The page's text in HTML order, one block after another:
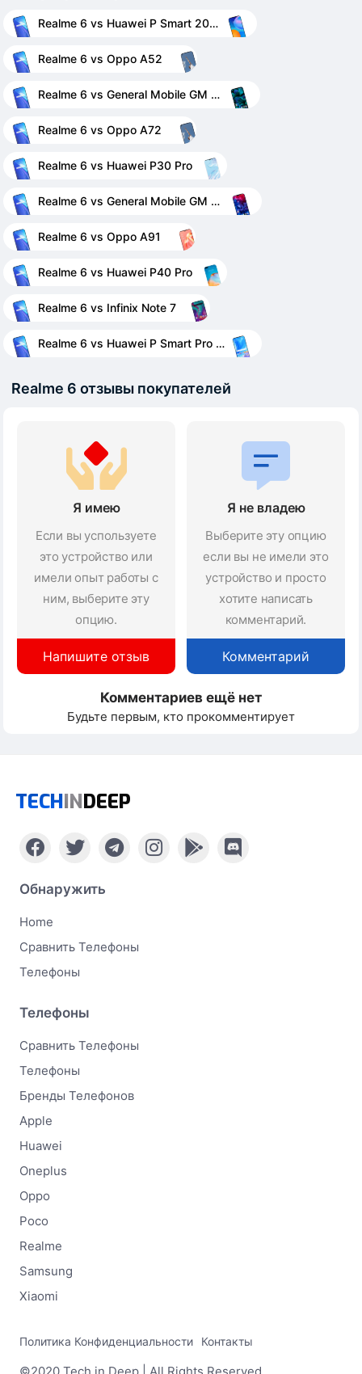
Realme 6 vs Huawei P Smart 2021
Realme 6 vs Oppo A52
Realme 6 vs General Mobile GM 20
Realme 6 vs Oppo A72
Realme 6 vs Huawei P30 Pro
Realme 6 vs General Mobile GM 20 Pro
Realme 6 vs Oppo A91
Realme 6 vs Huawei P40 Pro
Realme 6 vs Infinix Note 7
Realme 6 vs Huawei P Smart Pro 2019
Realme 6 отзывы покупателей
Я имею
Если вы успользуете
это устройство или
имели опыт работы с
ним, выберите эту
опцию.
Напишите отзыв
Я не владею
Выберите эту опцию
если вы не имели это
устройство и просто
хотите написать
комментарий.
Комментарий
Комментариев ещё нет
Будьте первым, кто прокомментирует
TECHINDEEP
Обнаружить
Home
Сравнить Телефоны
Телефоны
Телефоны
Сравнить Телефоны
Телефоны
Бренды Телефонов
Apple
Huawei
Oneplus
Oppo
Poco
Realme
Samsung
Xiaomi
Политика Конфиденциальности Контакты